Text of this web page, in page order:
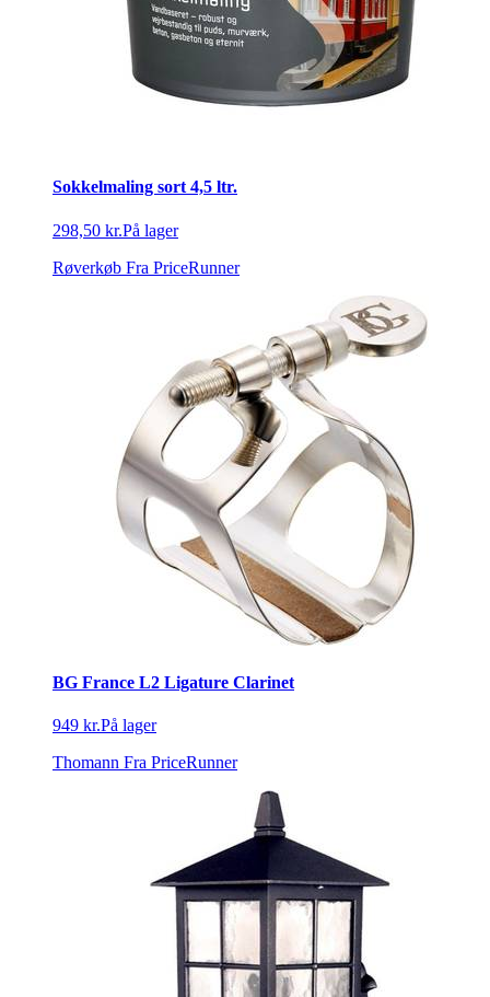
Sokkelmaling sort 4,5 ltr.
298,50 kr.På lager
Røverkøb Fra PriceRunner
BG France L2 Ligature Clarinet
949 kr.På lager
Thomann Fra PriceRunner